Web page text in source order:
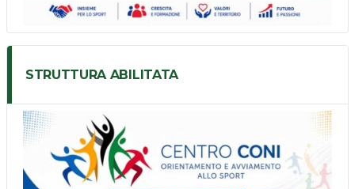
STRUTTURA ABILITATA